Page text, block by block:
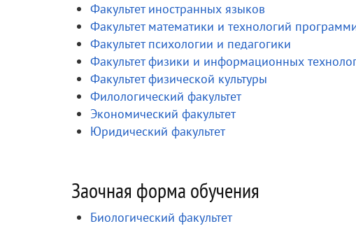
Факультет иностранных языков
Факультет математики и технологий
Факультет психологии и педагогики
Факультет физики и информационных
Факультет физической культуры
Филологический факультет
Экономический факультет
Юридический факультет
Заочная форма обучения
Биологический факультет